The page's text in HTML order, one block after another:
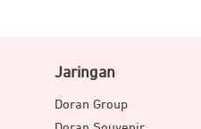
Jaringan
Doran Group